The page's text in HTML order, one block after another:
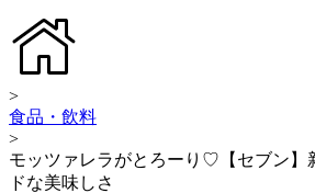
>
食品・飲料
>
モッツァレラがとろーり♡【セブン】
ドな美味しさ